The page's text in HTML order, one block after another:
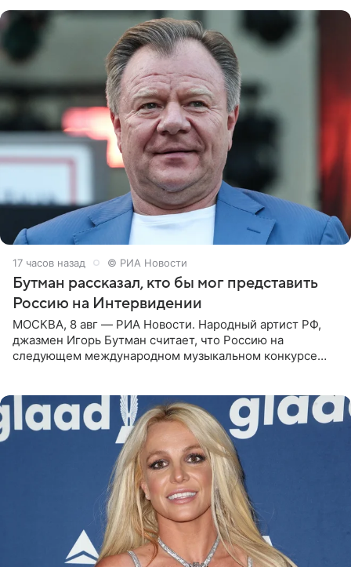
17 часов назад © РИА Новости
Бутман рассказал, кто бы мог представить
Россию на Интервидении
МОСКВА, 8 авг — РИА Новости. Народный артист РФ,
джазмен Игорь Бутман считает, что Россию на
следующем международном музыкальном конкурсе